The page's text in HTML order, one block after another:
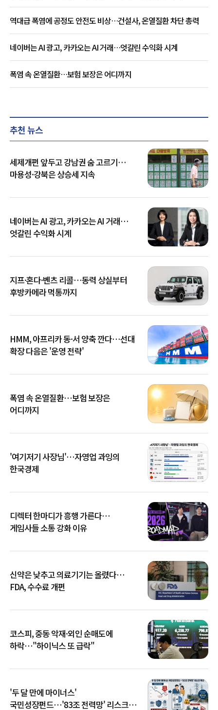
역대급 폭염에 공정도 안전도 비상…건설사, 온열질환 차단 총력
네이버는 AI 광고, 카카오는 AI 거래…엇갈린 수익화 시계
폭염 속 온열질환…보험 보장은 어디까지
추천 뉴스
세제개편 앞두고 강남권 숨 고르기…
마용성·강북은 상승세 지속
네이버는 AI 광고, 카카오는 AI 거래…
엇갈린 수익화 시계
지프·혼다·벤츠 리콜…동력 상실부터
후방카메라 먹통까지
HMM, 아프리카 동·서 양축 깐다…선대
확장 다음은 '운영 전략'
폭염 속 온열질환…보험 보장은
어디까지
'여기저기 사장님'…자영업 과잉의
한국경제
디렉터 한마디가 흥행 가른다…
게임사들 소통 강화 이유
신약은 낮추고 의료기기는 올렸다…
FDA, 수수료 개편
코스피, 중동 악재·외인 순매도에
하락…"하이닉스 또 급락"
'두 달 만에 마이너스'
국민성장펀드…'83조 전력망' 리스크